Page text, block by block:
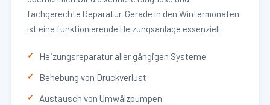
fachgerechte Reparatur. Gerade in den Wintermonaten
ist eine funktionierende Heizungsanlage essenziell.
Heizungsreparatur aller gängigen Systeme
Behebung von Druckverlust
Austausch von Umwälzpumpen